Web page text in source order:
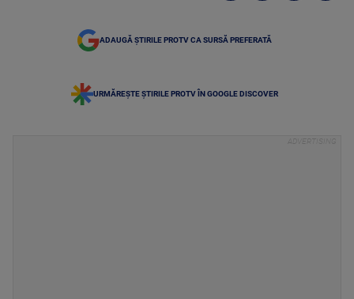
ADAUGĂ ȘTIRILE PROTV CA SURSĂ PREFERATĂ
URMĂREȘTE ȘTIRILE PROTV ÎN GOOGLE DISCOVER